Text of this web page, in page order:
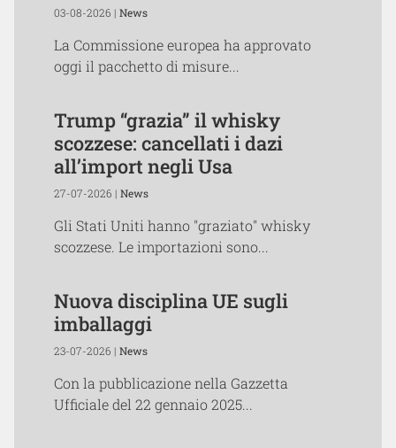
03-08-2026 | News
La Commissione europea ha approvato
oggi il pacchetto di misure...
Trump “grazia” il whisky
scozzese: cancellati i dazi
all’import negli Usa
27-07-2026 | News
Gli Stati Uniti hanno "graziato" whisky
scozzese. Le importazioni sono...
Nuova disciplina UE sugli
imballaggi
23-07-2026 | News
Con la pubblicazione nella Gazzetta
Ufficiale del 22 gennaio 2025...